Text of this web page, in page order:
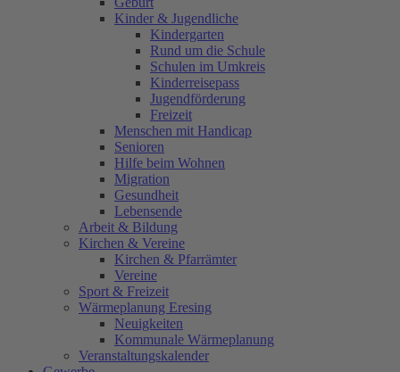
Kinder & Jugendliche
Kindergarten
Rund um die Schule
Schulen im Umkreis
Kinderreisepass
Jugendförderung
Freizeit
Menschen mit Handicap
Senioren
Hilfe beim Wohnen
Migration
Gesundheit
Lebensende
Arbeit & Bildung
Kirchen & Vereine
Kirchen & Pfarrämter
Vereine
Sport & Freizeit
Wärmeplanung Eresing
Neuigkeiten
Kommunale Wärmeplanung
Veranstaltungskalender